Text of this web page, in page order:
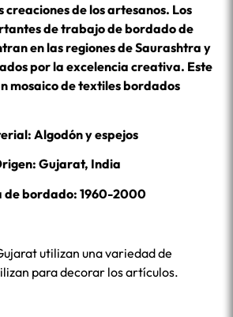
de los artesanos. Los
de trabajo de bordado de
en las regiones de Saurashtra y
por la excelencia creativa. Este
mosaico de textiles bordados
Algodón y espejos
Gujarat, India
de bordado: 1960-2000
utilizan una variedad de
para decorar los artículos.